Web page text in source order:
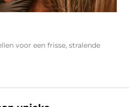
voor een frisse, stralende